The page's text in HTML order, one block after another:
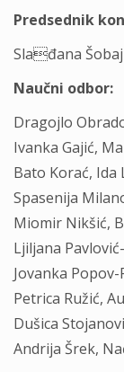
Predsednik
Slađana
Naučni odbor:
Dragojlo
Ivanka Gajić,
Bato Korać, Ida
Spasenija
Miomir Nikšić,
Ljiljana
Jovanka
Petrica Ružić,
Dušica
Andrija Šrek,